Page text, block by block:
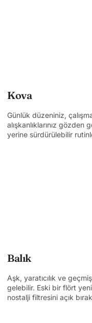
Kova
Günlük düzeniniz,
alışkanlıklarınız
yerine sürdürülebilir
Balık
Aşk, yaratıcılık ve
gelebilir. Eski bir flört
nostalji filtresini açık